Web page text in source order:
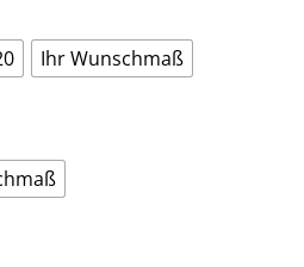
Ihr Wunschmaß